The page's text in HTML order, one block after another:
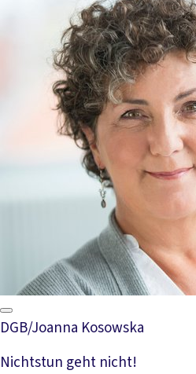
DGB/Joanna Kosowska
Nichtstun geht nicht!